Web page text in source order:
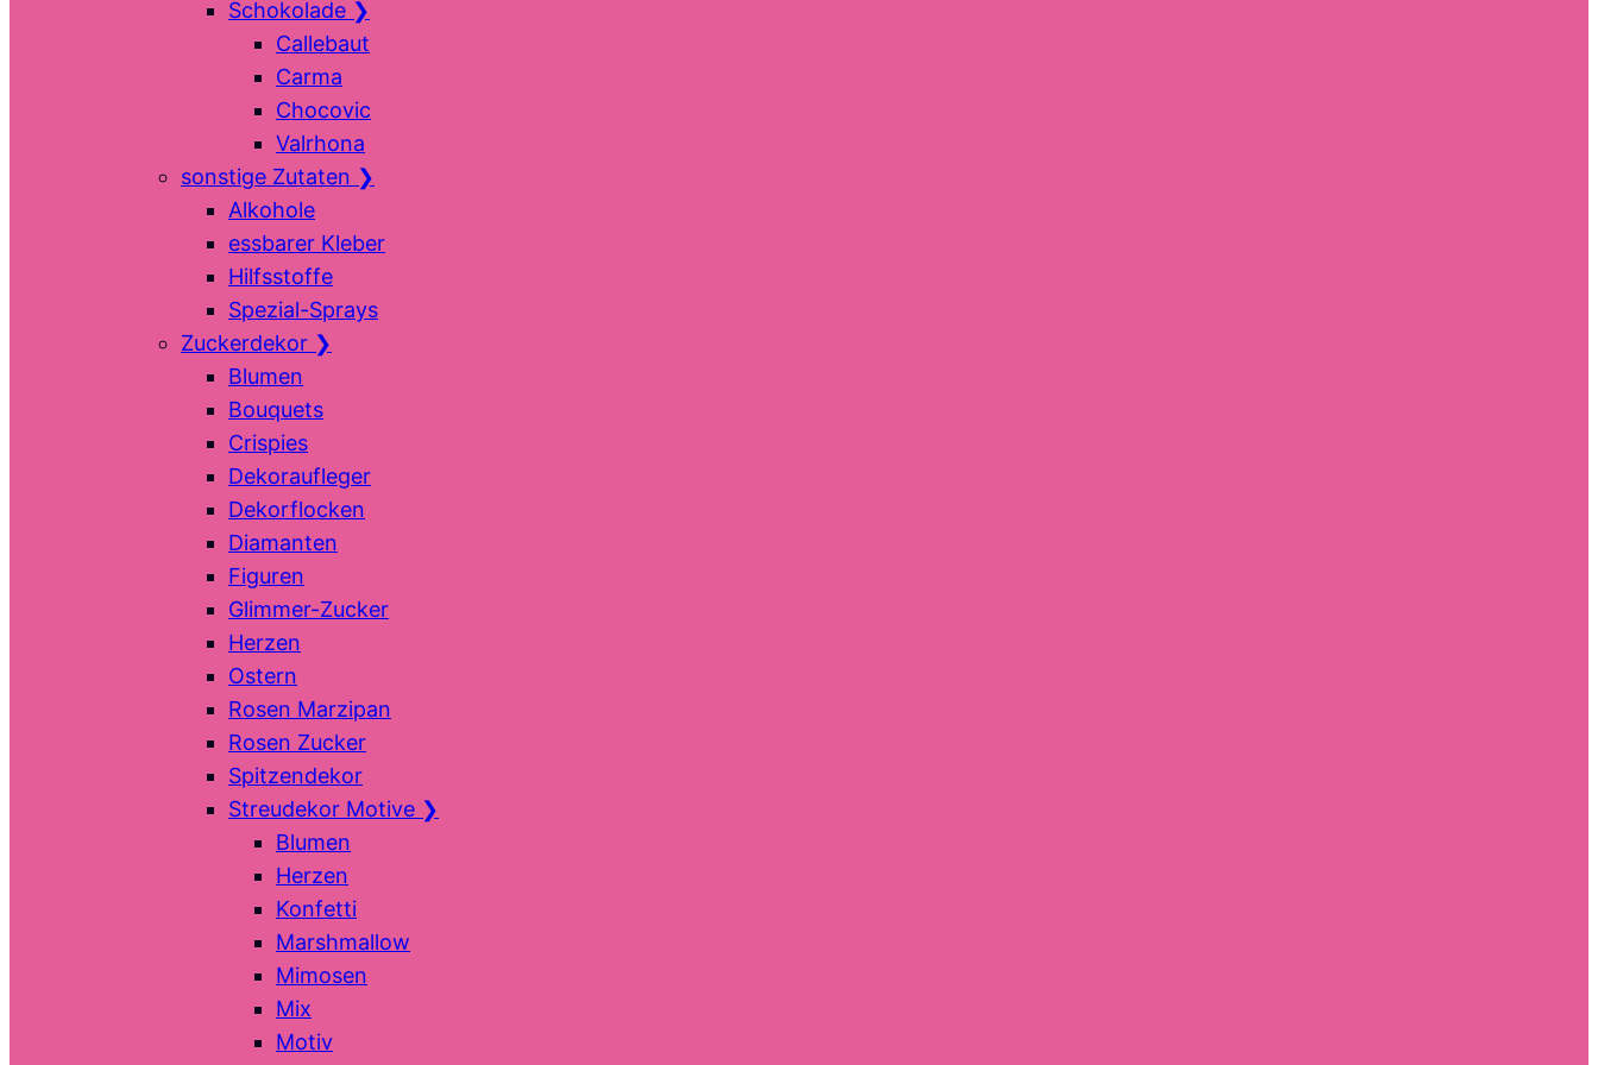
Schokolade ❯
Callebaut
Carma
Chocovic
Valrhona
sonstige Zutaten ❯
Alkohole
essbarer Kleber
Hilfsstoffe
Spezial-Sprays
Zuckerdekor ❯
Blumen
Bouquets
Crispies
Dekoraufleger
Dekorflocken
Diamanten
Figuren
Glimmer-Zucker
Herzen
Ostern
Rosen Marzipan
Rosen Zucker
Spitzendekor
Streudekor Motive ❯
Blumen
Herzen
Konfetti
Marshmallow
Mimosen
Mix
Motiv